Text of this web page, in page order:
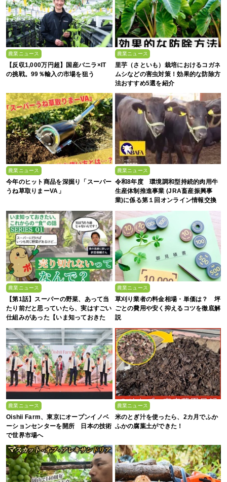
農業ニュース
【反収1,000万円超】国産バニラ×IT
の挑戦。99％輸入の市場を狙う
農業ニュース
里芋（さといも）栽培におけるコガネ
ムシなどの害虫対策！効果的な防除方
法おすすめ5選を紹介
農業ニュース
今年のヒット商品を深掘り「スーパー
うね草取りまーVA」
農業ニュース
令和8年度 環境調和型持続的肉用牛
生産体制推進事業 (JRA畜産振興事
業)に係る第１回オンライン情報交換
農業ニュース
【第1話】スーパーの野菜、あって当
たり前だと思っていたら、実はすごい
仕組みがあった【いま知っておきた
い、これからの”食”の話】
農業ニュース
草刈り業者の料金相場・単価は？ 坪
ごとの費用や安く抑えるコツを徹底解
説
農業ニュース
Oishii Farm、東京にオープンイノベ
ーションセンターを開所 日本の技術
で世界市場へ
農業ニュース
米のとぎ汁を使ったら、2カ月でふか
ふかの腐葉土ができた！